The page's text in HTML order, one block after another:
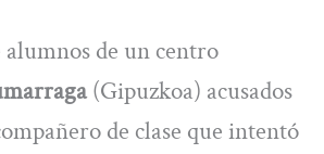
alumnos de un centro
(Gipuzkoa) acusados
de clase que intentó